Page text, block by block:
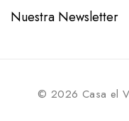
Nuestra Newsletter
© 2026 Casa el